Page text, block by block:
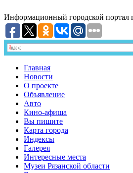
Информационный городской портал
Главная
Новости
О проекте
Объявление
Авто
Кино-афиша
Вы пишите
Карта города
Индексы
Галерея
Интересные места
Музеи Рязанской области